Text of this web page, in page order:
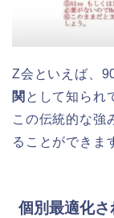
Z会といえば、
関 として知られ
この伝統的な強
ることができま
個別最適化